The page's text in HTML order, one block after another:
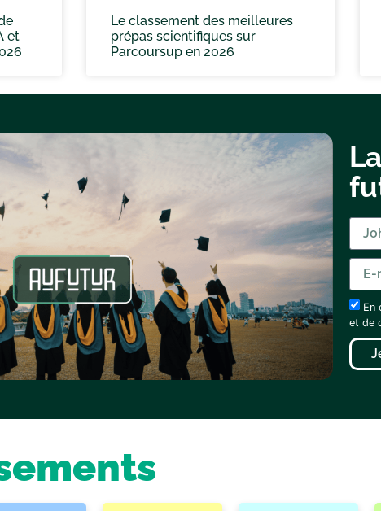
et
Le classement des meilleures
prépas scientifiques sur
Parcoursup en 2026
En
et de